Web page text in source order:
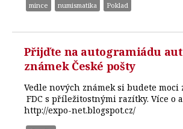
mince numismatika Poklad
Přijďte na autogramiádu
známek České pošty
Vedle nových známek si budete moci
FDC s příležitostnými razítky. Více o
http://expo-net.blogspot.cz/